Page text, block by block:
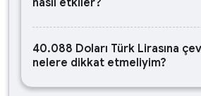
nasıl etkiler?
40.088 Doları Türk Lirasına
nelere dikkat etmeliyim?